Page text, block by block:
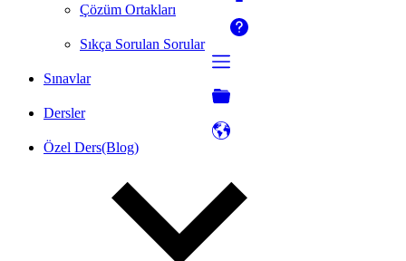
Çözüm Ortakları
Sıkça Sorulan Sorular
Sınavlar
Dersler
Özel Ders(Blog)